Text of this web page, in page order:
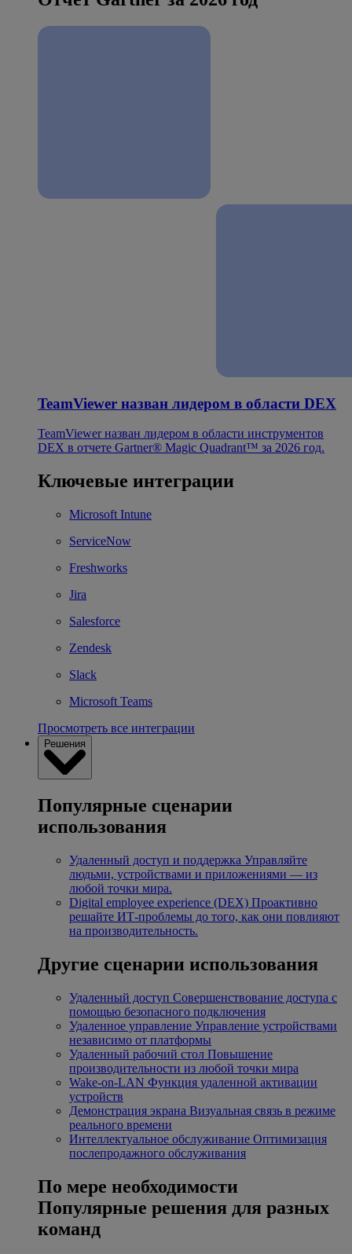
TeamViewer назван лидером в области DEX
TeamViewer назван лидером в области инструментов
DEX в отчете Gartner® Magic Quadrant™ за 2026 год.
Ключевые интеграции
Microsoft Intune
ServiceNow
Freshworks
Jira
Salesforce
Zendesk
Slack
Microsoft Teams
Просмотреть все интеграции
Решения
Популярные сценарии
использования
Удаленный доступ и поддержка Управляйте
людьми, устройствами и приложениями — из
любой точки мира.
Digital employee experience (DEX) Проактивно
решайте ИТ-проблемы до того, как они повлияют
на производительность.
Другие сценарии использования
Удаленный доступ Совершенствование доступа с
помощью безопасного подключения
Удаленное управление Управление устройствами
независимо от платформы
Удаленный рабочий стол Повышение
производительности из любой точки мира
Wake-on-LAN Функция удаленной активации
устройств
Демонстрация экрана Визуальная связь в режиме
реального времени
Интеллектуальное обслуживание Оптимизация
послепродажного обслуживания
По мере необходимости
Популярные решения для разных
команд